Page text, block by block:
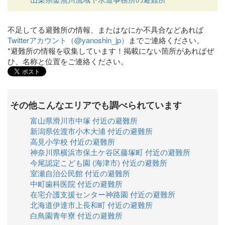
不足してる避難所の情報、またはなにか不具合などあれば
Twitterアカウント（@yanoshin_jp） までご連絡ください。
*避難所の情報を収集しています！掲載にない箇所があればぜ
ひ、名称と位置をご連絡ください。
その他こんなエリアでも調べられています
富山県滑川市中塚 付近の避難所
新潟県佐渡市小木大浦 付近の避難所
高見小学校 付近の避難所
神奈川県横浜市保土ケ谷区藤塚町 付近の避難所
今尾認定こども園 (海津市) 付近の避難所
室瀬自治公民館 付近の避難所
中町歯科医院 付近の避難所
在宅介護支援センター神路園 付近の避難所
北海道伊達市上長和町 付近の避難所
白鳥園青年寮 付近の避難所